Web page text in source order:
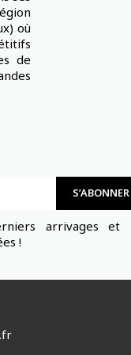
où
de
arrivages et
!